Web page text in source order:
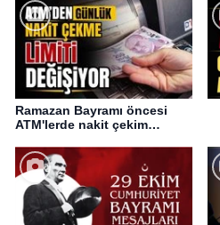
Ramazan Bayramı öncesi
ATM'lerde nakit çekim